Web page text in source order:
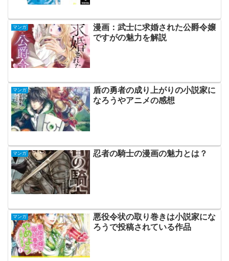
マンガ
漫画：武士に求婚された公爵令嬢
ですがの魅力を解説
マンガ
盾の勇者の成り上がりの小説家に
なろうやアニメの感想
マンガ 忍者の騎士の漫画の魅力とは？
マンガ
悪役令状の取り巻きは小説家にな
ろうで投稿されている作品